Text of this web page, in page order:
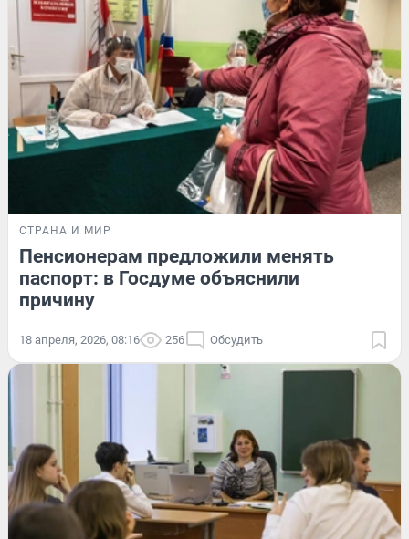
СТРАНА И МИР
Пенсионерам предложили менять
паспорт: в Госдуме объяснили
причину
18 апреля, 2026, 08:16 256 Обсудить